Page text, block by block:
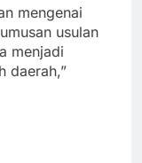
mengenai
usulan
menjadi
daerah,”